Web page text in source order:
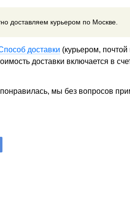
доставляем курьером по Москве.
доставки (курьером,
доставки включается в
мы без вопросов